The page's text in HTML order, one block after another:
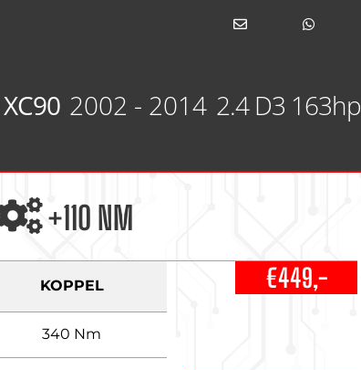
XC90 2002 - 2014 2.4 D3 163hp
+110 NM
KOPPEL €449,-
340 Nm